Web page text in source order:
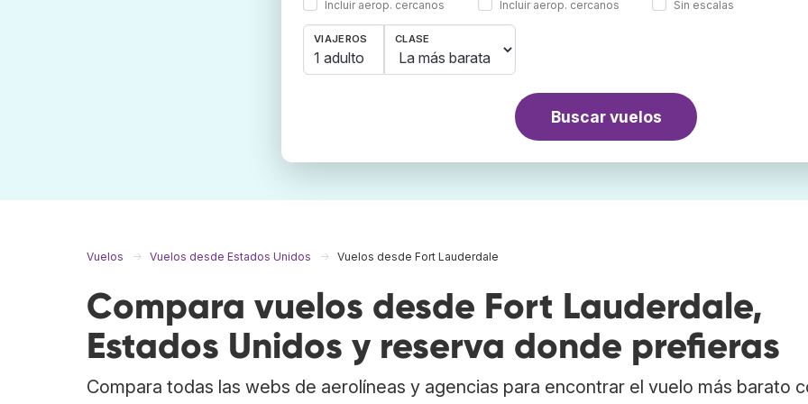
Incluir aerop. cercanos Incluir aerop. cercanos Sin escalas
VIAJEROS
1 adulto
CLASE
Buscar vuelos
Vuelos Vuelos desde Estados Unidos Vuelos desde Fort Lauderdale
Compara vuelos desde Fort Lauderdale,
Estados Unidos y reserva donde prefieras
Compara todas las webs de aerolíneas y agencias para encontrar el vuelo más barato